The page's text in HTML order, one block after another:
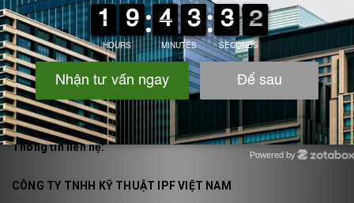
quá trình xi mạ. Để lựa chọn các sản phẩm phù hợp với cơ sở của
mình bạn nên cân nhắc tìm hiểu kỹ. Nếu bạn vẫn đang phân vân
tìm kiếm địa chỉ phân phốibộ chỉnh lưu mạ điệnhay
các thiết bị
phụ trợ công nghiệp khác
hãy đến ngay với IPF Việt Nam
. Liên
hệ ngay với chúng ta để nhận tư vấn và lựa chọn sản phẩm chất
lượng.
Thông tin liên hệ:
CÔNG TY TNHH KỸ THUẬT IPF VIỆT NAM
Powered by